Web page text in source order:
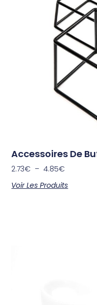
Accessoires De
2.73€ – 4.85€
Voir Les Produits